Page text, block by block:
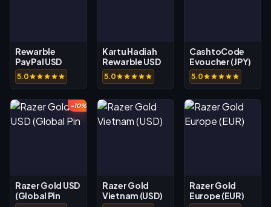
Rewarble
PayPal USD
5.0
Kartu Hadiah
Rewarble USD
5.0
CashtoCode
Evoucher (JPY)
5.0
-10%
Razer Gold USD
(Global Pin
Razer Gold
Vietnam (USD)
Razer Gold
Europe (EUR)